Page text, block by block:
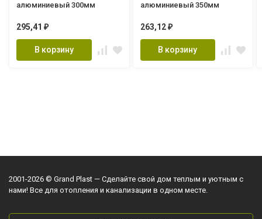
алюминиевый 300мм
295,41 ₽
В корзину
алюминиевый 350мм
263,12 ₽
В корзину
2001-2026 © Grand Plast — Сделайте свой дом теплым и уютным с
нами! Все для отопления и канализации в одном месте.